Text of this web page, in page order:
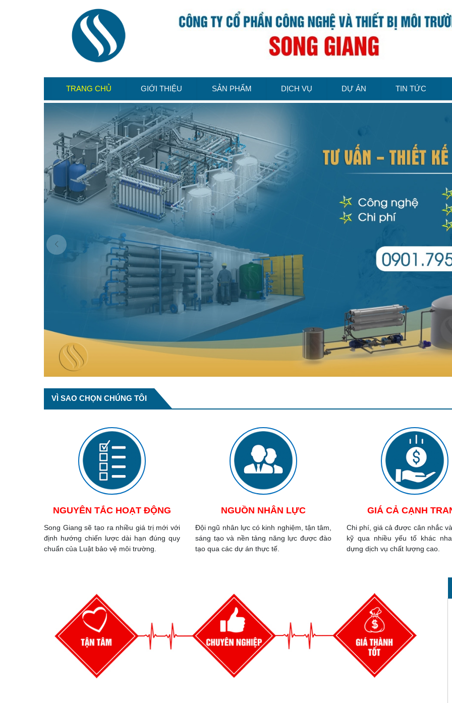
TRANG CHỦ GIỚI THIỆU SẢN PHẨM DỊCH VỤ DỰ ÁN TIN TỨC
VÌ SAO CHỌN CHÚNG TÔI
NGUYÊN TẮC HOẠT ĐỘNG
Song Giang sẽ tạo ra nhiều giá trị mới với
định hướng chiến lược dài hạn đúng quy
chuẩn của Luật bảo vệ môi trường.
NGUỒN NHÂN LỰC
Đội ngũ nhân lực có kinh nghiệm, tận tâm,
sáng tạo và nền tảng năng lực được đào
tạo qua các dự án thực tế.
GIÁ CẢ CẠNH
Chi phí, giá cả được cân nhắc
kỹ qua nhiều yếu tố khác
dựng dịch vụ chất lượng cao.